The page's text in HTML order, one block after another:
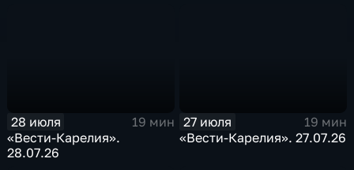
28 июля
19 мин
«Вести-Карелия».
28.07.26
27 июля
19 мин
«Вести-Карелия». 27.07.26